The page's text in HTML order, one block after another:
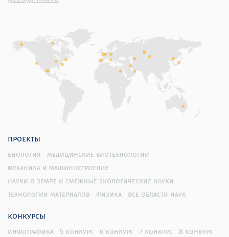
проекты
биология
медицинские биотехнологии
механика и машиностроение
науки о земле и смежные экологические науки
технологии материалов
физика все области наук
конкурсы
инфографика 5 конкурс 6 конкурс 7 конкурс
8 конкурс